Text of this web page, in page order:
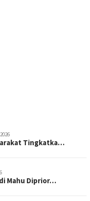
Tingkatka…
Mahu Diprior…